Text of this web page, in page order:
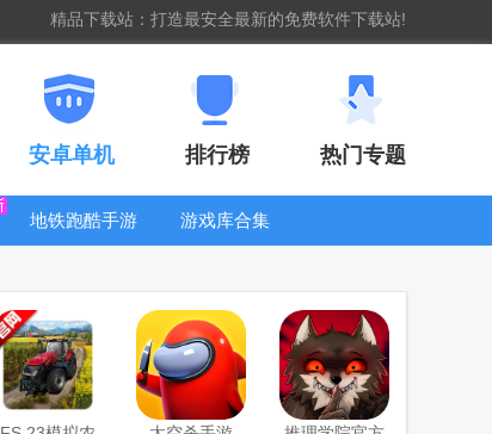
精品下载站：打造最安全最新的免费软件下载站!
安卓单机 排行榜 热门专题
地铁跑酷手游
游戏库合集
看器